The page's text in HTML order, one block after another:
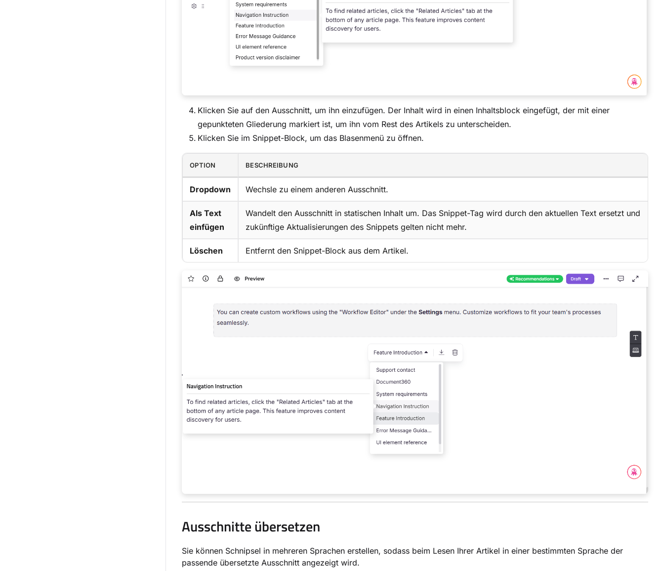
Klicken Sie auf den Ausschnitt, um ihn einzufügen. Der Inhalt wird in einen Inhaltsblock eingefügt, der mit einer
gepunkteten Gliederung markiert ist, um ihn vom Rest des Artikels zu unterscheiden.
Klicken Sie im Snippet-Block, um das Blasenmenü zu öffnen.
OPTION BESCHREIBUNG
Dropdown Wechsle zu einem anderen Ausschnitt.
Als Text
einfügen
Wandelt den Ausschnitt in statischen Inhalt um. Das Snippet-Tag wird durch den aktuellen Text ersetzt und
zukünftige Aktualisierungen des Snippets gelten nicht mehr.
Löschen Entfernt den Snippet-Block aus dem Artikel.
Ausschnitte übersetzen
Sie können Schnipsel in mehreren Sprachen erstellen, sodass beim Lesen Ihrer Artikel in einer bestimmten Sprache der
passende übersetzte Ausschnitt angezeigt wird.